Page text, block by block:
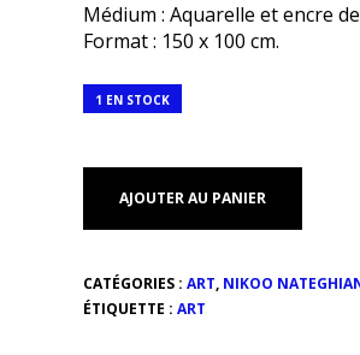
Médium : Aquarelle et encre
Format : 150 x 100 cm.
1 EN STOCK
AJOUTER AU PANIER
CATÉGORIES : ART, NIKOO
ÉTIQUETTE : ART